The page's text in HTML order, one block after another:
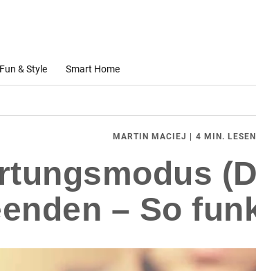
Fun & Style Smart Home
MARTIN MACIEJ 4 MIN. LESEN
– So